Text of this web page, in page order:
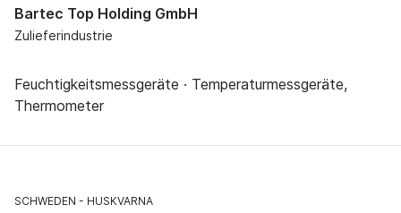
Bartec Top Holding GmbH
Zulieferindustrie
Feuchtigkeitsmessgeräte · Temperaturmessgeräte,
Thermometer
SCHWEDEN HUSKVARNA